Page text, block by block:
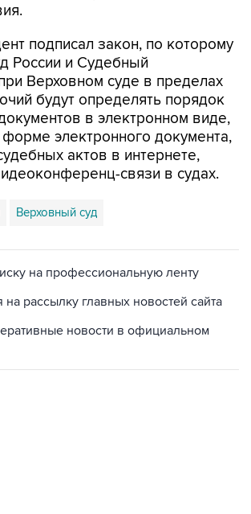
подписал закон, по которому
Верховном суде в пределах
будут определять порядок
в электронном виде,
электронного документа,
актов в интернете,
связи в судах.
Верховный суд
рассылку главных новостей сайта
новости в официальном